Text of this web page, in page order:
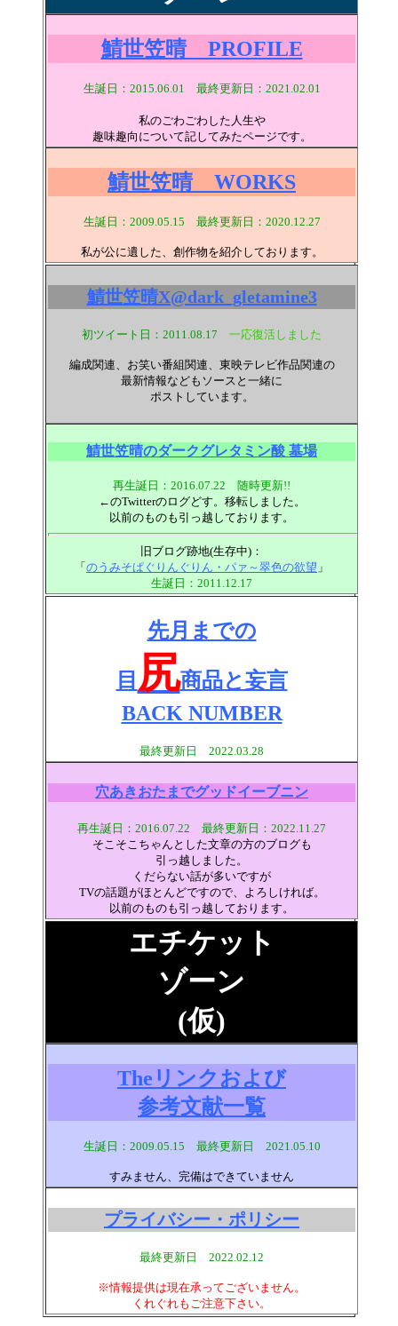
鯖世笠晴 PROFILE
生誕日：2015.06.01 最終更新日： 2021.02.01
私のごわごわした人生や
趣味趣向について記してみたページです。
鯖世笠晴 WORKS
生誕日：2009.05.15 最終更新日： 2020.12.27
私が公に遺した、創作物を紹介しております。
鯖世笠晴X@dark_gletamine3
初ツイート日：2011.08.17 一応復活しました
編成関連、お笑い番組関連、東映テレビ作品関連の
最新情報などもソースと一緒に
ポストしています。
鯖世笠晴のダークグレタミン酸 墓場
再生誕日：2016.07.22 随時更新!!
←のTwitterのログどす。移転しました。
以前のものも引っ越しております。
旧ブログ跡地(生存中)：
「 のうみそぱぐりんぐりん・パァ～翠色の欲望 」
生誕日：2011.12.17
先月までの
目 尻商品と妄言
BACK NUMBER
最終更新日 2022.03.28
穴あきおたまでグッドイーブニン
再生誕日：2016.07.22 最終更新日： 2022.11.27
そこそこちゃんとした文章の方のブログも
引っ越しました。
くだらない話が多いですが
TVの話題がほとんどですので、よろしければ。
以前のものも引っ越しております。
エチケット
ゾーン
(仮)
Theリンクおよび
参考文献一覧
生誕日：2009.05.15 最終更新日 2021.05.10
すみません、完備はできていません
プライバシー・ポリシー
最終更新日 2022.02.12
※情報提供は現在承ってございません。
くれぐれもご注意下さい。